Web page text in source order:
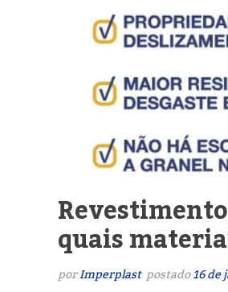
quais
porImperplast postado16 de